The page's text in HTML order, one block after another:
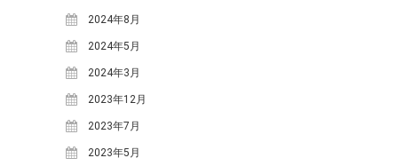
お知らせ
ギャラリー
ブログ
めいほう夢ヴィジョン
体験・講座・ワークショップ
学ぶ森プロジェクト
2024年8月
2024年5月
2024年3月
2023年12月
2023年7月
2023年5月